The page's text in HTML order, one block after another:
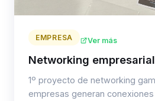
EMPRESA Ver más
Networking
1º proyecto de networking
empresas generan